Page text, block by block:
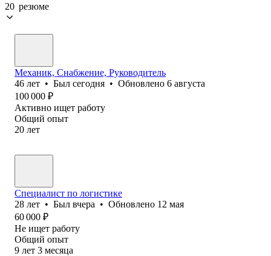
20 резюме
Механик, Снабжение, Руководитель
46 лет • Был сегодня • Обновлено 6 августа
100 000 ₽
Активно ищет работу
Общий опыт
20 лет
Специалист по логистике
28 лет • Был вчера • Обновлено 12 мая
60 000 ₽
Не ищет работу
Общий опыт
9 лет 3 месяца